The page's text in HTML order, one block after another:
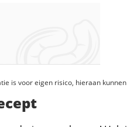
is voor eigen risico, hieraan